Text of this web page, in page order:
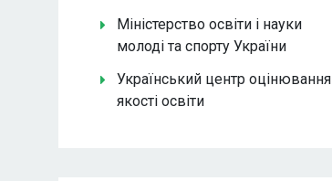
Міністерство освіти і науки
молоді та спорту України
Український центр оцінювання
якості освіти